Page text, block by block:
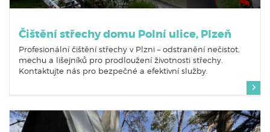
Čištění střechy domu Polní ulice, Plzeň
Profesionální čištění střechy v Plzni – odstranění nečistot,
mechu a lišejníků pro prodloužení životnosti střechy.
Kontaktujte nás pro bezpečné a efektivní služby.